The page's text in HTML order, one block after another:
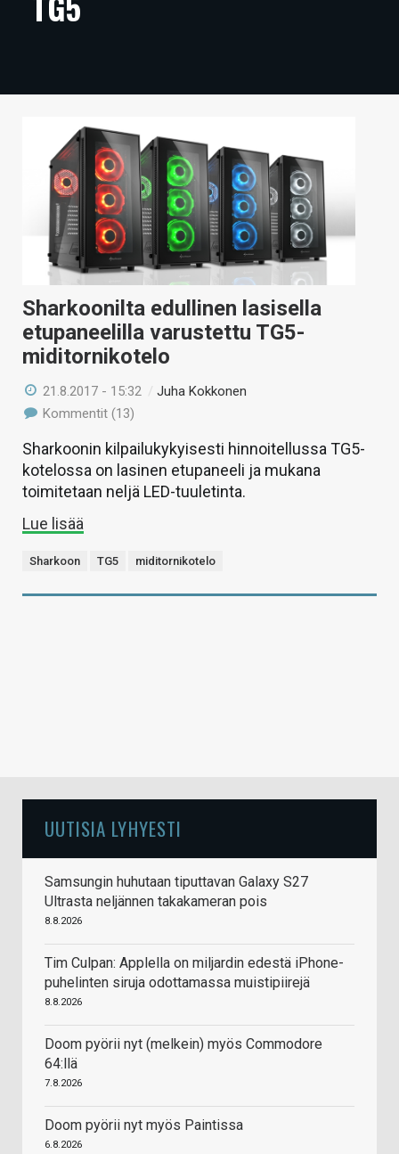
ARTIKKELIT
TECHBBS
HINTA.FI
KAUPPA
VAIHDA TEEMA
HAKU
Sharkoonilta edullinen lasisella
etupaneelilla varustettu TG5-
miditornikotelo
21.8.2017 - 15:32 /Juha Kokkonen
Kommentit (13)
Sharkoonin kilpailukykyisesti hinnoitellussa TG5-
kotelossa on lasinen etupaneeli ja mukana
toimitetaan neljä LED-tuuletinta.
Lue lisää
Sharkoon TG5 miditornikotelo
UUTISIA LYHYESTI
Samsungin huhutaan tiputtavan Galaxy S27
Ultrasta neljännen takakameran pois
8.8.2026
Tim Culpan: Applella on miljardin edestä iPhone-
puhelinten siruja odottamassa muistipiirejä
8.8.2026
Doom pyörii nyt (melkein) myös Commodore
64:llä
7.8.2026
Doom pyörii nyt myös Paintissa
6.8.2026